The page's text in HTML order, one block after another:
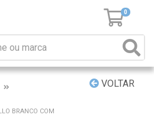
0
VOLTAR
BRANCO COM